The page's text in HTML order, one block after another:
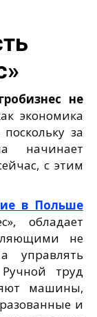
не
экономика
за
начинает
с этим
в Польше
обладает
не
управлять
труд
машины,
и